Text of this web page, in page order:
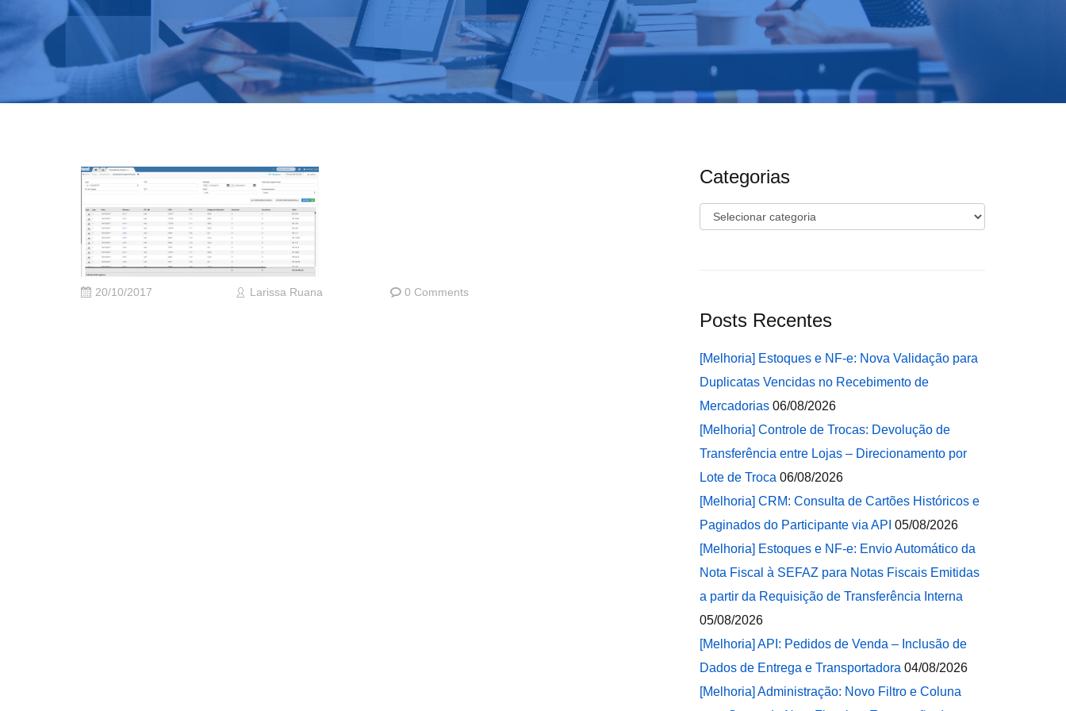
20/10/2017 Larissa Ruana 0 Comments
Categorias
Categorias
Posts Recentes
[Melhoria] Estoques e NF-e: Nova Validação para
Duplicatas Vencidas no Recebimento de
Mercadorias 06/08/2026
[Melhoria] Controle de Trocas: Devolução de
Transferência entre Lojas – Direcionamento por
Lote de Troca 06/08/2026
[Melhoria] CRM: Consulta de Cartões Históricos e
Paginados do Participante via API 05/08/2026
[Melhoria] Estoques e NF-e: Envio Automático da
Nota Fiscal à SEFAZ para Notas Fiscais Emitidas
a partir da Requisição de Transferência Interna
05/08/2026
[Melhoria] API: Pedidos de Venda – Inclusão de
Dados de Entrega e Transportadora 04/08/2026
[Melhoria] Administração: Novo Filtro e Coluna